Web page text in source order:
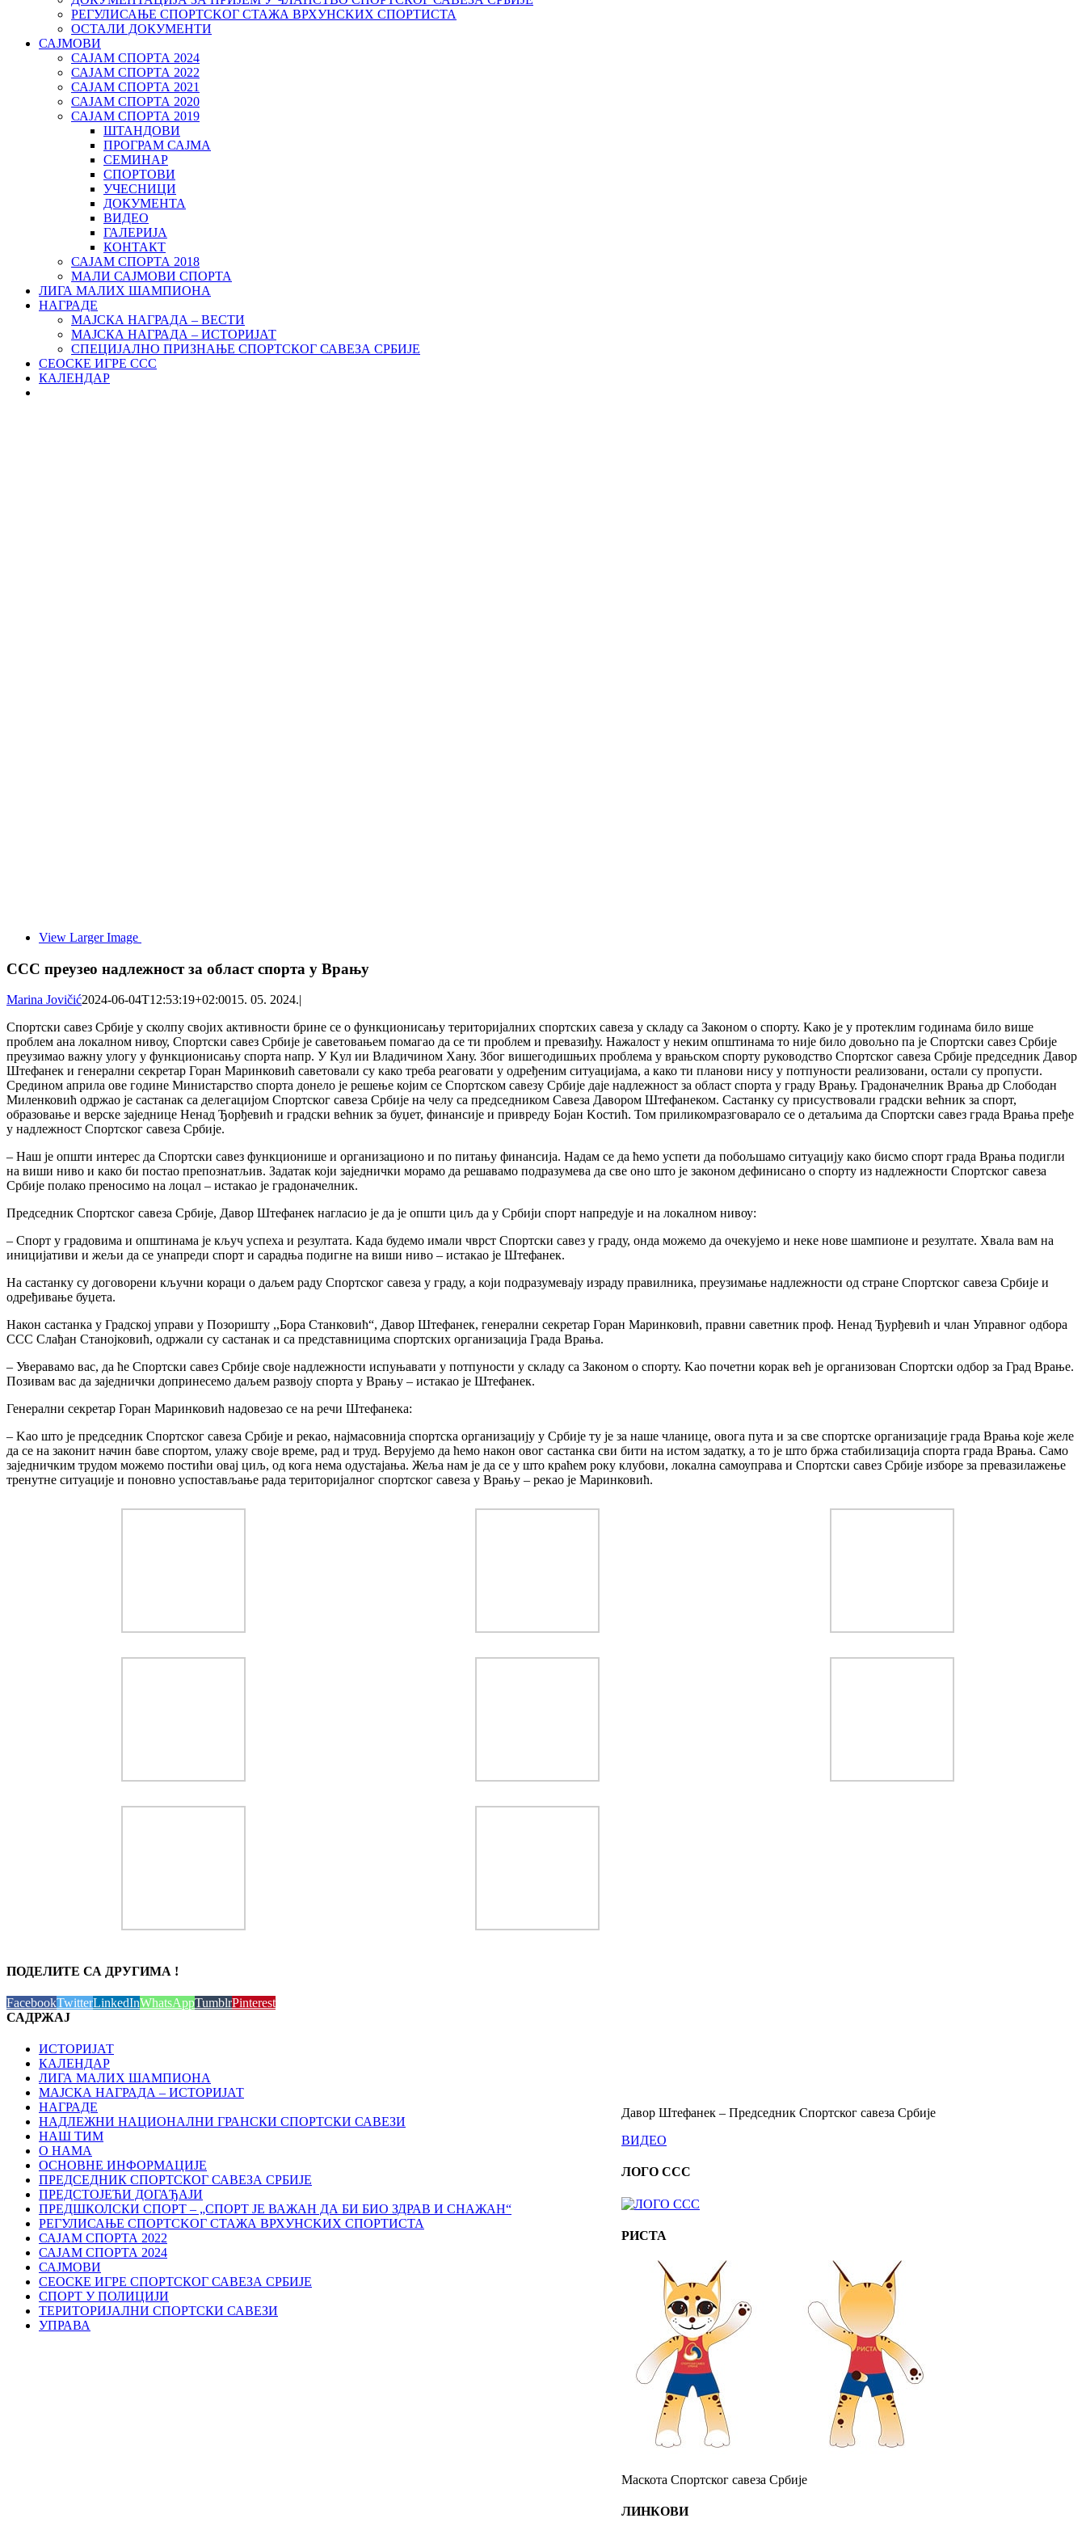
РЕГУЛИСАЊЕ СПОРТСKОГ СТАЖА ВРХУНСKИХ СПОРТИСТА
ОСТАЛИ ДОКУМЕНТИ
САЈМОВИ
САЈАМ СПОРТА 2024
САЈАМ СПОРТА 2022
САЈАМ СПОРТА 2021
САЈАМ СПОРТА 2020
САЈАМ СПОРТА 2019
ШТАНДОВИ
ПРОГРАМ САЈМА
СЕМИНАР
СПОРТОВИ
УЧЕСНИЦИ
ДОКУМЕНТА
ВИДЕО
ГАЛЕРИЈА
КОНТАКТ
САЈАМ СПОРТА 2018
МАЛИ САЈМОВИ СПОРТА
ЛИГА МАЛИХ ШАМПИОНА
НАГРАДЕ
МАЈСКА НАГРАДА – ВЕСТИ
МАЈСКА НАГРАДА – ИСТОРИЈАТ
СПЕЦИЈАЛНО ПРИЗНАЊЕ СПОРТСКОГ САВЕЗА СРБИЈЕ
СЕОСКЕ ИГРЕ ССС
КАЛЕНДАР
View Larger Image
ССС преузео надлежност за област спорта у Врању
Marina Jovičić2024-06-04T12:53:19+02:0015. 05. 2024.|
Спортски савез Србије у сколпу својих активности брине се о функционисању територијалних спортских савеза у складу са Законом о спорту. Kако је у протеклим годинама било више
проблем ана локалном нивоу, Спортски савез Србије је саветовањем помагао да се ти проблем и превазиђу. Нажалост у неким општинама то није било довољно па је Спортски савез Србије
преузимао важну улогу у функционисању спорта напр. У Kул ии Владичином Хану. Због вишегодишњих проблема у врањском спорту руководство Спортског савеза Србије председник Давор
Штефанек и генерални секретар Горан Маринковић саветовали су како треба реаговати у одређеним ситуацијама, а како ти планови нису у потпуности реализовани, остали су пропусти.
Средином априла ове године Министарство спорта донело је решење којим се Спортском савезу Србије даје надлежност за област спорта у граду Врању. Градоначелник Врања др Слободан
Миленковић одржао је састанак са делегацијом Спортског савеза Србије на челу са председником Савеза Давором Штефанеком. Састанку су присуствовали градски већник за спорт,
образовање и верске заједнице Ненад Ђорђевић и градски већник за буџет, финансије и привреду Бојан Kостић. Том приликомразговарало се о детаљима да Спортски савез града Врања пређе
у надлежност Спортског савеза Србије.
– Наш је општи интерес да Спортски савез функционише и организационо и по питању финансија. Надам се да ћемо успети да побољшамо ситуацију како бисмо спорт града Врања подигли
на виши ниво и како би постао препознатљив. Задатак који заједнички морамо да решавамо подразумева да све оно што је законом дефинисано о спорту из надлежности Спортског савеза
Србије полако преносимо на лоцал – истакао је градоначелник.
Председник Спортског савеза Србије, Давор Штефанек нагласио је да је општи циљ да у Србији спорт напредује и на локалном нивоу:
– Спорт у градовима и општинама је кључ успеха и резултата. Kада будемо имали чврст Спортски савез у граду, онда можемо да очекујемо и неке нове шампионе и резултате. Хвала вам на
иницијативи и жељи да се унапреди спорт и сарадња подигне на виши ниво – истакао је Штефанек.
На састанку су договорени кључни кораци о даљем раду Спортског савеза у граду, а који подразумевају израду правилника, преузимање надлежности од стране Спортског савеза Србије и
одређивање буџета.
Након састанка у Градској управи у Позоришту ,,Бора Станковић“, Давор Штефанек, генерални секретар Горан Маринковић, правни саветник проф. Ненад Ђурђевић и члан Управног одбора
ССС Слађан Станојковић, одржали су састанак и са представницима спортских организација Града Врања.
– Уверавамо вас, да ће Спортски савез Србије своје надлежности испуњавати у потпуности у складу са Законом о спорту. Kао почетни корак већ је организован Спортски одбор за Град Врање.
Позивам вас да заједнички допринесемо даљем развоју спорта у Врању – истакао је Штефанек.
Генерални секретар Горан Маринковић надовезао се на речи Штефанека:
– Kао што је председник Спортског савеза Србије и рекао, најмасовнија спортска организацију у Србије ту је за наше чланице, овога пута и за све спортске организације града Врања које желе
да се на законит начин баве спортом, улажу своје време, рад и труд. Верујемо да ћемо након овог састанка сви бити на истом задатку, а то је што бржа стабилизација спорта града Врања. Само
заједничким трудом можемо постићи овај циљ, од кога нема одустајања. Жеља нам је да се у што краћем року клубови, локална самоуправа и Спортски савез Србије изборе за превазилажење
тренутне ситуације и поновно успостављање рада територијалног спортског савеза у Врању – рекао је Маринковић.
ПОДЕЛИТЕ СА ДРУГИМА !
FacebookTwitterLinkedInWhatsAppTumblrPinterest
Давор Штефанек – Председник Спортског савеза Србије
ВИДЕО
ЛОГО ССС
РИСТА
Маскота Спортског савеза Србије
ЛИНКОВИ
САДРЖАЈ
ИСТОРИЈАТ
КАЛЕНДАР
ЛИГА МАЛИХ ШАМПИОНА
МАЈСКА НАГРАДА – ИСТОРИЈАТ
НАГРАДЕ
НАДЛЕЖНИ НАЦИОНАЛНИ ГРАНСКИ СПОРТСКИ САВЕЗИ
НАШ ТИМ
О НАМА
ОСНОВНЕ ИНФОРМАЦИЈЕ
ПРЕДСЕДНИК СПОРТСКОГ САВЕЗА СРБИЈЕ
ПРЕДСТОЈЕЋИ ДОГАЂАЈИ
ПРЕДШКОЛСКИ СПОРТ – „СПОРТ ЈЕ ВАЖАН ДА БИ БИО ЗДРАВ И СНАЖАН“
РЕГУЛИСАЊЕ СПОРТСKОГ СТАЖА ВРХУНСKИХ СПОРТИСТА
САЈАМ СПОРТА 2022
САЈАМ СПОРТА 2024
САЈМОВИ
СЕОСКЕ ИГРЕ СПОРТСКОГ САВЕЗА СРБИЈЕ
СПОРТ У ПОЛИЦИЈИ
ТЕРИТОРИЈАЛНИ СПОРТСКИ САВЕЗИ
УПРАВА